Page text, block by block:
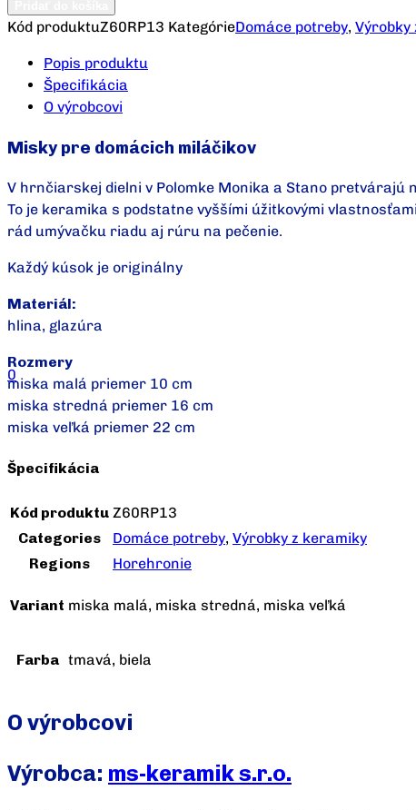
0
Kód produktuZ60RP13 KategórieDomáce potreby, Výrobky
Popis produktu
Špecifikácia
O výrobcovi
Misky pre domácich miláčikov
V hrnčiarskej dielni v Polomke Monika a Stano pretvárajú
To je keramika s podstatne vyššími úžitkovými
rád umývačku riadu aj rúru na pečenie.
Každý kúsok je originálny
Materiál:
hlina, glazúra
Rozmery
miska malá priemer 10 cm
miska stredná priemer 16 cm
miska veľká priemer 22 cm
Špecifikácia
Kód produktu Z60RP13
Categories
Domáce potreby, Výrobky z keramiky
Regions
Horehronie
Variant miska malá, miska stredná, miska veľká
Farba tmavá, biela
O výrobcovi
Výrobca: ms-keramik s.r.o.